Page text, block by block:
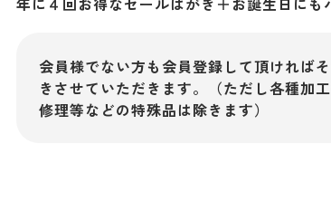
会員様でない方も会員登録して頂ければ
きさせていただきます。（ただし各種加
修理等などの特殊品は除きます）